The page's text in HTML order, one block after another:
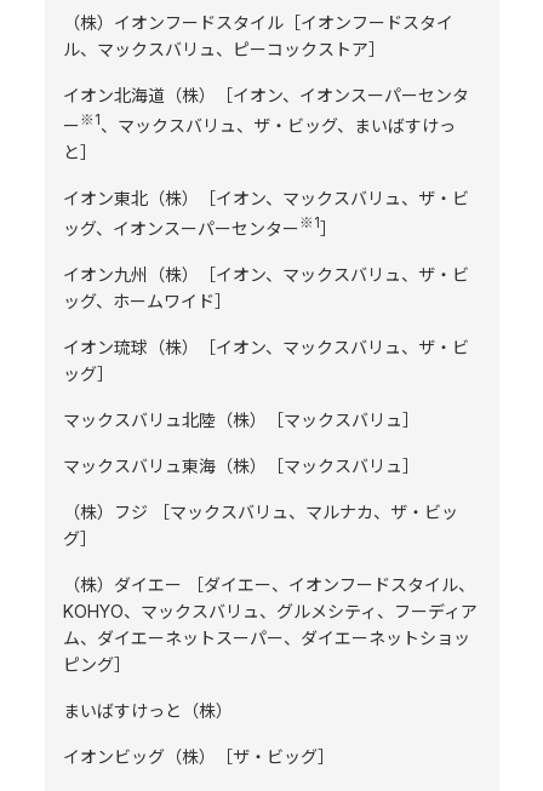
（株）イオンフードスタイル［イオンフードスタイ
ル、マックスバリュ、ピーコックストア］
イオン北海道（株）［イオン、イオンスーパーセンタ
ー※1 、マックスバリュ、ザ・ビッグ、まいばすけっ
と］
イオン東北（株）［イオン、マックスバリュ、ザ・ビ
ッグ、イオンスーパーセンター※1］
イオン九州（株）［イオン、マックスバリュ、ザ・ビ
ッグ、ホームワイド］
イオン琉球（株）［イオン、マックスバリュ、ザ・ビ
ッグ］
マックスバリュ北陸（株）［マックスバリュ］
マックスバリュ東海（株）［マックスバリュ］
（株）フジ ［マックスバリュ、マルナカ、ザ・ビッ
グ］
（株）ダイエー ［ダイエー、イオンフードスタイル、
KOHYO、マックスバリュ、グルメシティ、フーディア
ム、ダイエーネットスーパー、ダイエーネットショッ
ピング］
まいばすけっと（株）
イオンビッグ（株）［ザ・ビッグ］